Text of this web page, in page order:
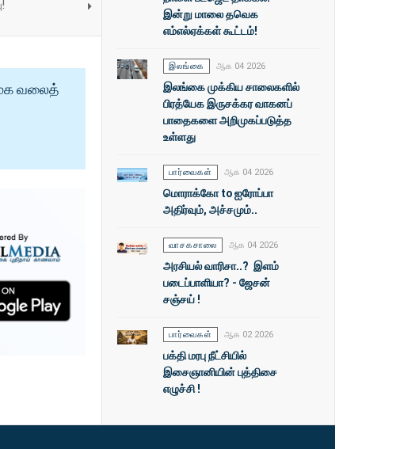
வலைத்
இன்று மாலை தவெக
எம்எல்ஏக்கள் கூட்டம்!
இலங்கை ஆக 04 2026
இலங்கை முக்கிய சாலைகளில்
பிரத்யேக இருசக்கர வாகனப்
பாதைகளை அறிமுகப்படுத்த
உள்ளது
பார்வைகள் ஆக 04 2026
மொராக்கோ to ஐரோப்பா
அதிர்வும், அச்சமும்..
வாசகசாலை ஆக 04 2026
அரசியல் வாரிசா..? இளம்
படைப்பாளியா? - ஜேசன்
சஞ்சய் !
பார்வைகள் ஆக 02 2026
பக்தி மரபு நீட்சியில்
இசைஞானியின் புத்திசை
எழுச்சி !